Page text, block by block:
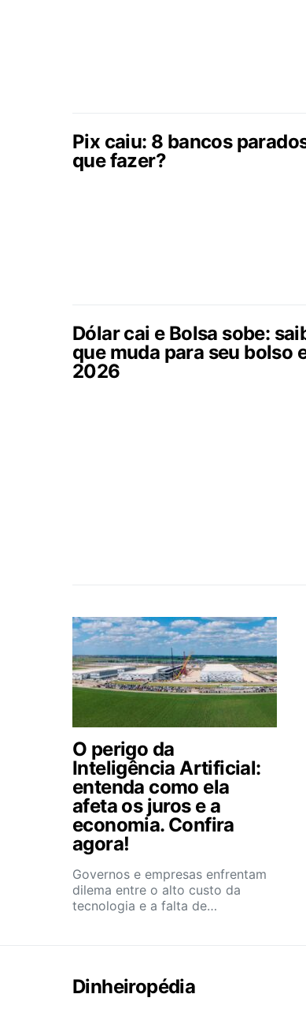
Pix caiu: 8 bancos
que fazer?
Dólar cai e Bolsa sobe:
que muda para seu bolso
2026
O perigo da
Inteligência Artificial:
entenda como ela
afeta os juros e a
economia. Confira
agora!
Governos e empresas enfrentam
dilema entre o alto custo da
tecnologia e a falta de…
Dinheiropédia